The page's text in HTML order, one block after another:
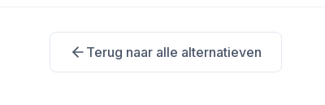
Terug naar alle alternatieven